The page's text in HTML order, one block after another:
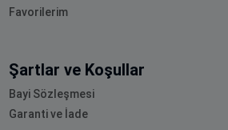
Favorilerim
Şartlar ve Koşullar
Bayi Sözleşmesi
Garanti ve İade